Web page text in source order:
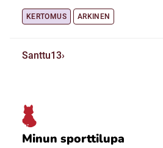
KERTOMUS ARKINEN
Santtu13
Minun sporttilupa